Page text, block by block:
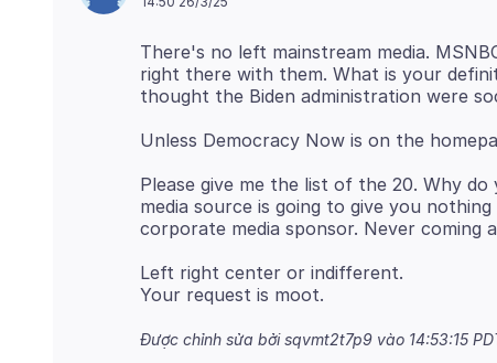
There's no left mainstream media.
right there with them. What is your
Please give me the list of the 20. Why
media source is going to give you
Left right center or indifferent.
Được chỉnh sửa bởi sqvmt2t7p9 vào 14:53:15